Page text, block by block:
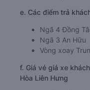
e. Các điểm trả
Ngã 4 Đồng
Ngã 3 An Hữu
Vòng xoay
f. Giá vé giá xe
Hòa Liên Hưng